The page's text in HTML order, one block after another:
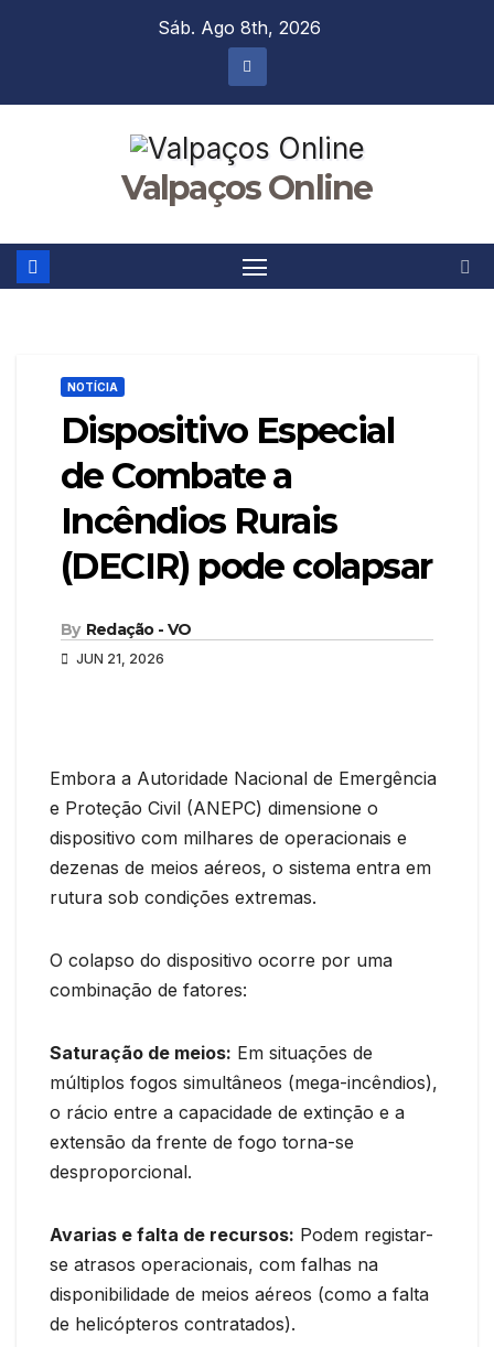
Sáb. Ago 8th, 2026
Valpaços Online
NOTÍCIA
Dispositivo Especial
de Combate a
Incêndios Rurais
(DECIR) pode colapsar
By Redação - VO
JUN 21, 2026
Embora a Autoridade Nacional de Emergência
e Proteção Civil (ANEPC) dimensione o
dispositivo com milhares de operacionais e
dezenas de meios aéreos, o sistema entra em
rutura sob condições extremas.
O colapso do dispositivo ocorre por uma
combinação de fatores:
Saturação de meios: Em situações de
múltiplos fogos simultâneos (mega-incêndios),
o rácio entre a capacidade de extinção e a
extensão da frente de fogo torna-se
desproporcional.
Avarias e falta de recursos: Podem registar-
se atrasos operacionais, com falhas na
disponibilidade de meios aéreos (como a falta
de helicópteros contratados).